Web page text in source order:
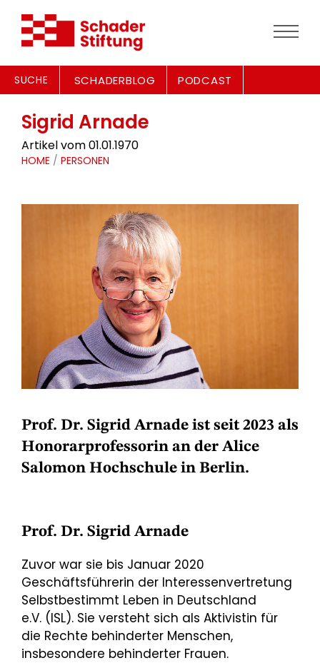
SUCHE SCHADERBLOG PODCAST
Sigrid Arnade
Artikel vom 01.01.1970
HOME / PERSONEN
Prof. Dr. Sigrid Arnade ist seit 2023 als
Honorarprofessorin an der Alice
Salomon Hochschule in Berlin.
Prof. Dr. Sigrid Arnade
Zuvor war sie bis Januar 2020
Geschäftsführerin der Interessenvertretung
Selbstbestimmt Leben in Deutschland
e.V. (ISL). Sie versteht sich als Aktivistin für
die Rechte behinderter Menschen,
insbesondere behinderter Frauen.